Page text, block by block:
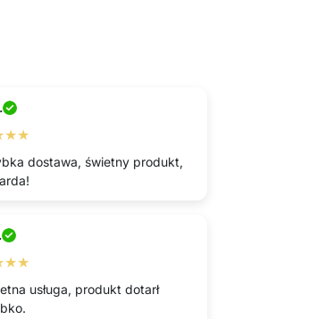
dostawa, świetny produkt,
usługa, produkt dotarł